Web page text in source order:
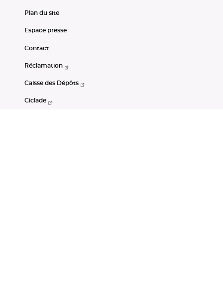
Plan du site
Espace presse
Contact
Réclamation
Caisse des Dépôts
Ciclade